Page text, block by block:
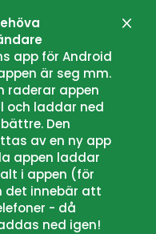
app för Android
är seg mm.
raderar appen
och laddar ned
Den
av en ny app
appen laddar
i appen (för
det innebär att
- då
ned igen!